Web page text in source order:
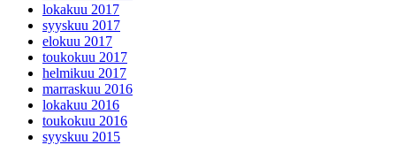
lokakuu 2017
syyskuu 2017
elokuu 2017
toukokuu 2017
helmikuu 2017
marraskuu 2016
lokakuu 2016
toukokuu 2016
syyskuu 2015